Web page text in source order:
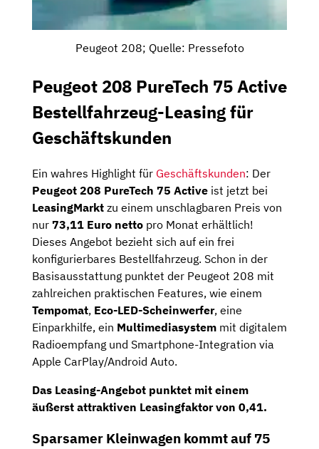
Peugeot 208; Quelle: Pressefoto
Peugeot 208 PureTech 75 Active
Bestellfahrzeug-Leasing für
Geschäftskunden
Ein wahres Highlight für Geschäftskunden: Der
Peugeot 208 PureTech 75 Active ist jetzt bei
LeasingMarkt zu einem unschlagbaren Preis von
nur 73,11 Euro netto pro Monat erhältlich!
Dieses Angebot bezieht sich auf ein frei
konfigurierbares Bestellfahrzeug. Schon in der
Basisausstattung punktet der Peugeot 208 mit
zahlreichen praktischen Features, wie einem
Tempomat, Eco-LED-Scheinwerfer, eine
Einparkhilfe, ein Multimediasystem mit digitalem
Radioempfang und Smartphone-Integration via
Apple CarPlay/Android Auto.
Das Leasing-Angebot punktet mit einem
äußerst attraktiven Leasingfaktor von 0,41.
Sparsamer Kleinwagen kommt auf 75